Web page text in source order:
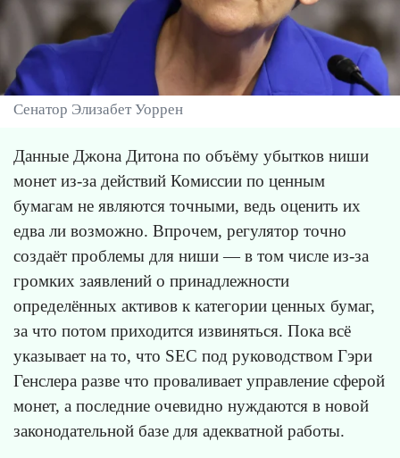
Сенатор Элизабет Уоррен
Данные Джона Дитона по объёму убытков ниши
монет из-за действий Комиссии по ценным
бумагам не являются точными, ведь оценить их
едва ли возможно. Впрочем, регулятор точно
создаёт проблемы для ниши — в том числе из-за
громких заявлений о принадлежности
определённых активов к категории ценных бумаг,
за что потом приходится извиняться. Пока всё
указывает на то, что SEC под руководством Гэри
Генслера разве что проваливает управление сферой
монет, а последние очевидно нуждаются в новой
законодательной базе для адекватной работы.